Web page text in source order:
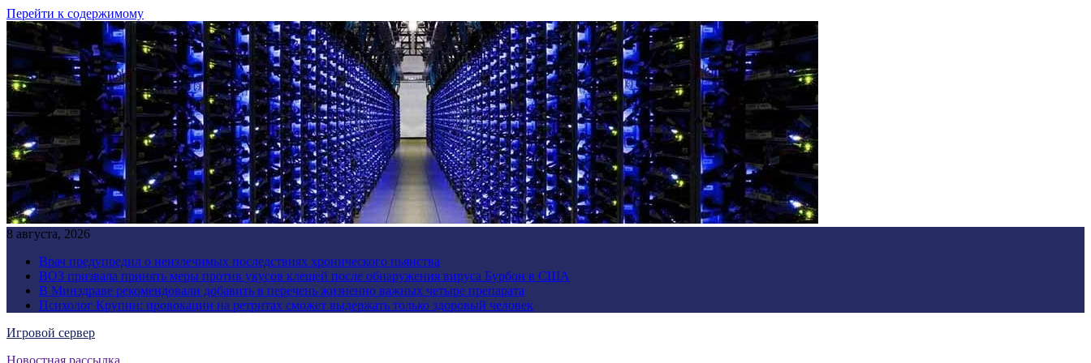
Перейти к содержимому
8 августа, 2026
Врач предупредил о неизлечимых последствиях хронического пьянства
ВОЗ призвала принять меры против укусов клещей после обнаружения вируса Бурбон в США
В Минздраве рекомендовали добавить в перечень жизненно важных четыре препарата
Психолог Крупин: провокации на ретритах сможет выдержать только здоровый человек
Игровой сервер
Новостная рассылка